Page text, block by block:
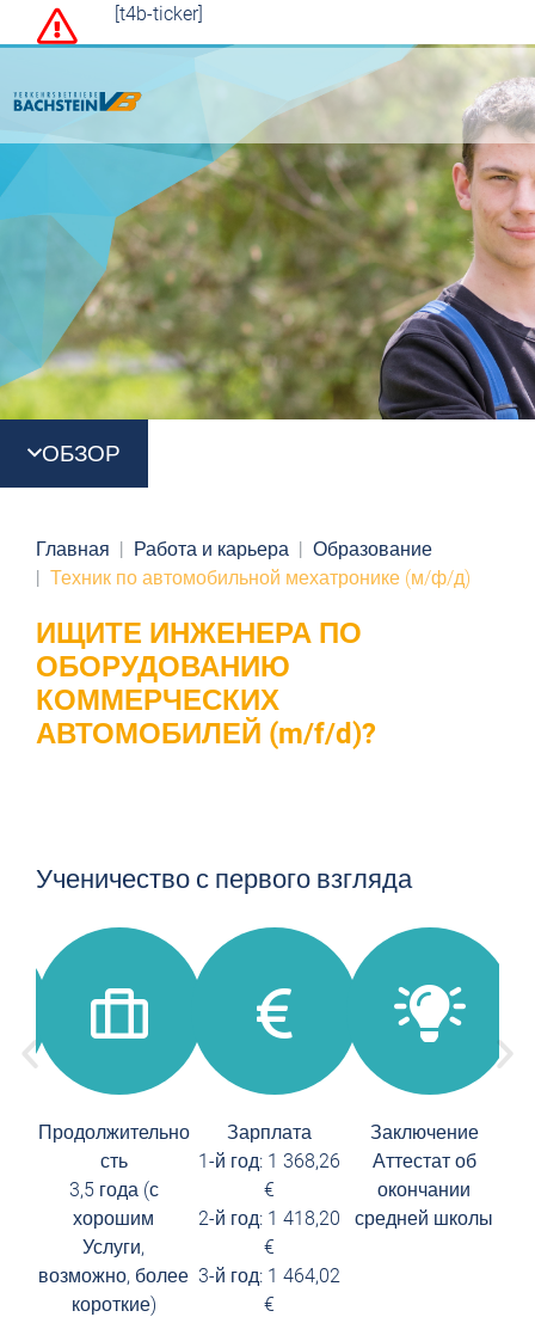
[t4b-ticker]
ОБЗОР
Главная Работа и карьера
Образование
Техник по автомобильной мехатронике (м/ф/д)
ИЩИТЕ ИНЖЕНЕРА ПО
ОБОРУДОВАНИЮ
КОММЕРЧЕСКИХ
АВТОМОБИЛЕЙ (m/f/d)?
Ученичество с первого взгляда
Продолжительно
сть
3,5 года (с
хорошим
Услуги,
возможно, более
короткие)
Зарплата
1-й год: 1 368,26
€
2-й год: 1 418,20
€
3-й год: 1 464,02
€
Заключение
Аттестат об
окончании
средней школы